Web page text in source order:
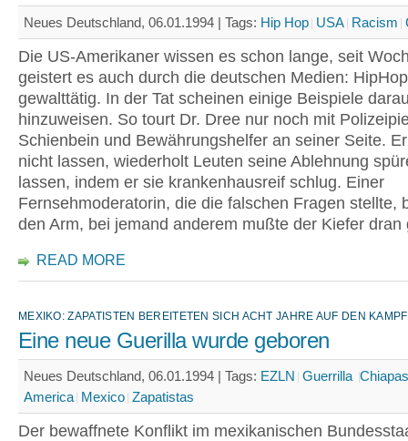
Neues Deutschland, 06.01.1994 | Tags: Hip Hop USA Racism
Die US-Amerikaner wissen es schon lange, seit
geistert es auch durch die deutschen Medien:
gewalttätig. In der Tat scheinen einige Beispiele
hinzuweisen. So tourt Dr. Dree nur noch mit
Schienbein und Bewährungshelfer an seiner Seite.
nicht lassen, wiederholt Leuten seine Ablehnung
lassen, indem er sie krankenhausreif schlug. Einer
Fernsehmoderatorin, die die falschen Fragen stellte,
den Arm, bei jemand anderem mußte der Kiefer dran
READ MORE
MEXIKO: ZAPATISTEN BEREITETEN SICH ACHT JAHRE AUF DEN
Eine neue Guerilla wurde geboren
Neues Deutschland, 06.01.1994 | Tags: EZLN Guerrilla Chiapas
America Mexico Zapatistas
Der bewaffnete Konflikt im mexikanischen